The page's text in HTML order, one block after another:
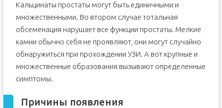
Кальцинаты простаты могут быть единичными и
множественными. Во втором случае тотальная
обсеменация нарушает все функции простаты. Мелкие
камни обычно себя не проявляют, они могут случайно
обнаружиться при прохождении УЗИ. А вот крупные и
множественные образования вызывают определенные
симптомы.
Причины появления